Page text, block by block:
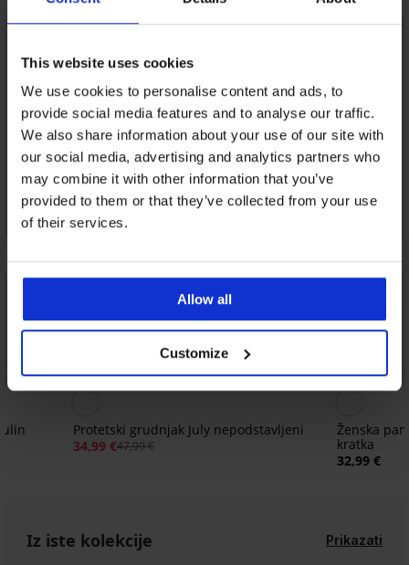
This website uses cookies
We use cookies to personalise content and ads, to
provide social media features and to analyse our traffic.
We also share information about your use of our site with
our social media, advertising and analytics partners who
may combine it with other information that you’ve
provided to them or that they’ve collected from your use
of their services.
Allow all
Customize
LIMITED
Popust -27%
Protetski grudnjak July nepodstavljeni
34,99 €47,99 €
Ženska
kratka
32,99 €
Iz iste kolekcije Prikazati